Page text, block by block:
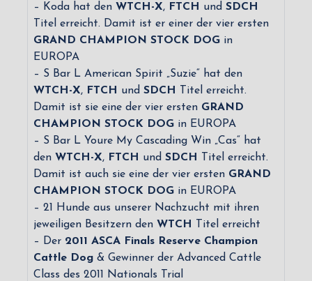
– Koda hat den WTCH-X, FTCH und SDCH
Titel erreicht. Damit ist er einer der vier ersten
GRAND CHAMPION STOCK DOG in
EUROPA
– S Bar L American Spirit „Suzie“ hat den
WTCH-X, FTCH und SDCH
Titel erreicht.
Damit ist sie eine der vier ersten GRAND
CHAMPION STOCK DOG in EUROPA
– S Bar L Youre My Cascading Win „Cas“ hat
den WTCH-X, FTCH und SDCH
Titel erreicht.
Damit ist auch sie eine der vier ersten GRAND
CHAMPION STOCK DOG in EUROPA
– 21 Hunde aus unserer Nachzucht mit ihren
jeweiligen Besitzern den WTCH
Titel erreicht
– Der 2011 ASCA Finals Reserve Champion
Cattle Dog & Gewinner der Advanced Cattle
Class des 2011 Nationals Trial